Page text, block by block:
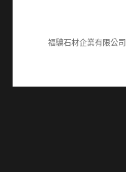
福驥石材企業有限公司